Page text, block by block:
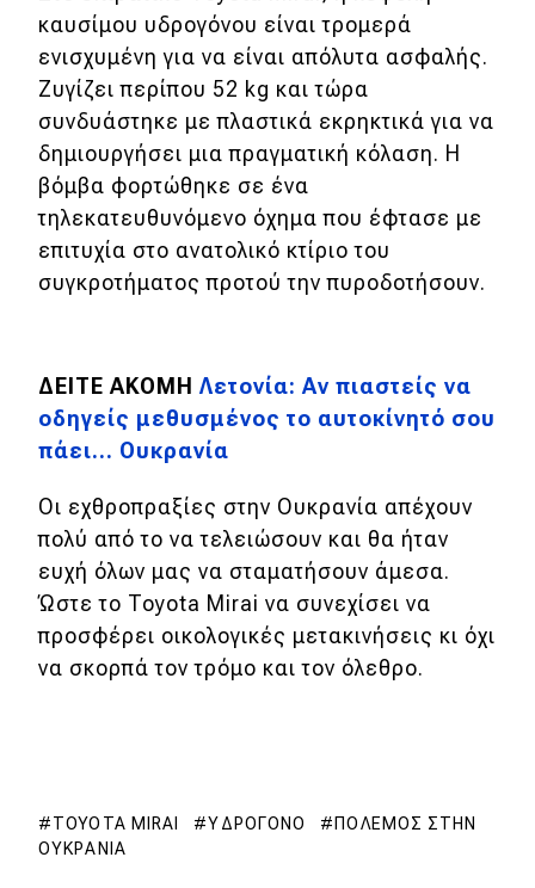
καυσίμου υδρογόνου είναι τρομερά
ενισχυμένη για να είναι απόλυτα ασφαλής.
Ζυγίζει περίπου 52 kg και τώρα
συνδυάστηκε με πλαστικά εκρηκτικά για να
δημιουργήσει μια πραγματική κόλαση. Η
βόμβα φορτώθηκε σε ένα
τηλεκατευθυνόμενο όχημα που έφτασε με
επιτυχία στο ανατολικό κτίριο του
συγκροτήματος προτού την πυροδοτήσουν.
ΔΕΙΤΕ ΑΚΟΜΗ Λετονία: Αν πιαστείς να
οδηγείς μεθυσμένος το αυτοκίνητό σου
πάει... Ουκρανία
Οι εχθροπραξίες στην Ουκρανία απέχουν
πολύ από το να τελειώσουν και θα ήταν
ευχή όλων μας να σταματήσουν άμεσα.
Ώστε το Toyota Mirai να συνεχίσει να
προσφέρει οικολογικές μετακινήσεις κι όχι
να σκορπά τον τρόμο και τον όλεθρο.
TOYOTA MIRAI ΥΔΡΟΓΌΝΟ
ΠΌΛΕΜΟΣ ΣΤΗΝ
ΟΥΚΡΑΝΊΑ